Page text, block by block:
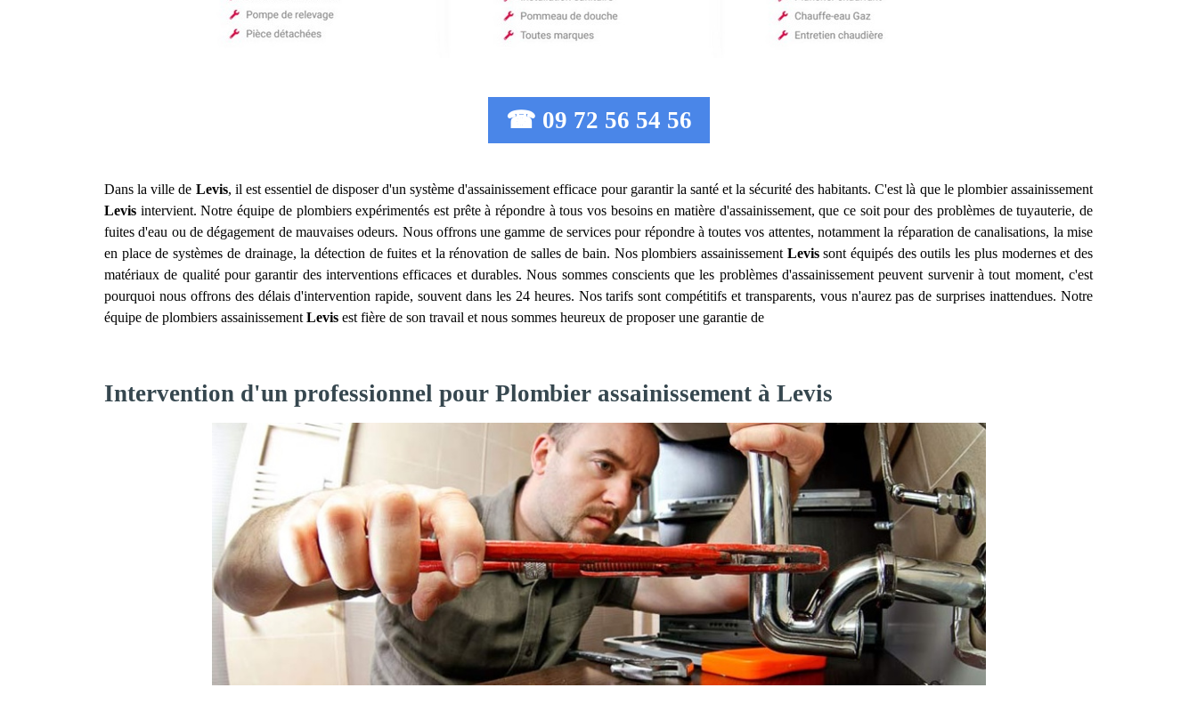
☎ 09 72 56 54 56
Dans la ville de Levis, il est essentiel de disposer d'un système d'assainissement efficace pour garantir la santé et la sécurité des habitants. C'est là que le plombier assainissement
Levis intervient. Notre équipe de plombiers expérimentés est prête à répondre à tous vos besoins en matière d'assainissement, que ce soit pour des problèmes de tuyauterie, de
fuites d'eau ou de dégagement de mauvaises odeurs. Nous offrons une gamme de services pour répondre à toutes vos attentes, notamment la réparation de canalisations, la mise
en place de systèmes de drainage, la détection de fuites et la rénovation de salles de bain. Nos plombiers assainissement Levissont équipés des outils les plus modernes et des
matériaux de qualité pour garantir des interventions efficaces et durables. Nous sommes conscients que les problèmes d'assainissement peuvent survenir à tout moment, c'est
pourquoi nous offrons des délais d'intervention rapide, souvent dans les 24 heures. Nos tarifs sont compétitifs et transparents, vous n'aurez pas de surprises inattendues. Notre
équipe de plombiers assainissementLevis est fière de son travail et nous sommes heureux de proposer une garantie de
Intervention d'un professionnel pour Plombier assainissement à Levis